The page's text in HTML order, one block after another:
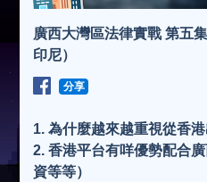
廣西大灣區法律實戰 第五
印尼）
分享
1. 為什麼越來越重視從香
2. ⁠香港平台有咩優勢配合
資等等）